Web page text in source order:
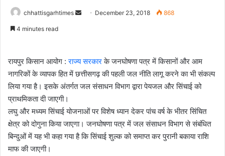
chhattisgarhtimes
Send December 23, 2018 868
4 minutes read
रायपुर किसान आयोग :राज्य सरकारके जनघोषणा पत्र में किसानों और आम
नागरिकों के व्यापक हित में छत्तीसगढ़ की पहली जल नीति लागू करने का भी संकल्प
लिया गया है। इसके अंतर्गत जल संसाधन विभाग द्वारा पेयजल और सिंचाई को
प्राथमिकता दी जाएगी।
लघु और मध्यम सिंचाई योजनाओं पर विशेष ध्यान देकर पांच वर्ष के भीतर सिंचित
क्षेत्र को दोगुना किया जाएगा। जनघोषणा पत्र में जल संसाधन विभाग से संबंधित
बिन्दुओं में यह भी कहा गया है कि सिंचाई शुल्क को समाप्त कर पुरानी बकाया राशि
माफ की जाएगी।